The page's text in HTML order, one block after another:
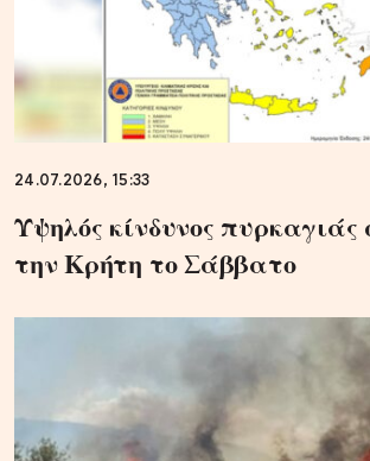
24.07.2026, 15:33
Υψηλός κίνδυνος πυρκαγιάς
την Κρήτη το Σάββατο